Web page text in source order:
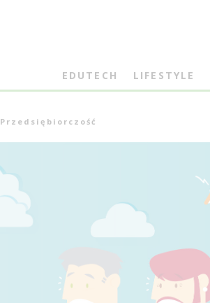
EDUTECH LIFESTYLE
Przedsiębiorczość